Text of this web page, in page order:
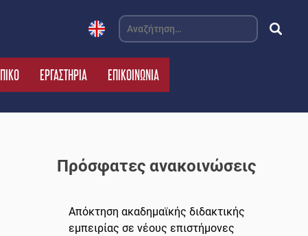
Αναζήτηση
για:
ΕΡΓΑΣΤΗΡΙΑ ΕΠΙΚΟΙΝΩΝΙΑ
Πρόσφατες ανακοινώσεις
Απόκτηση ακαδημαϊκής διδακτικής
εμπειρίας σε νέους επιστήμονες